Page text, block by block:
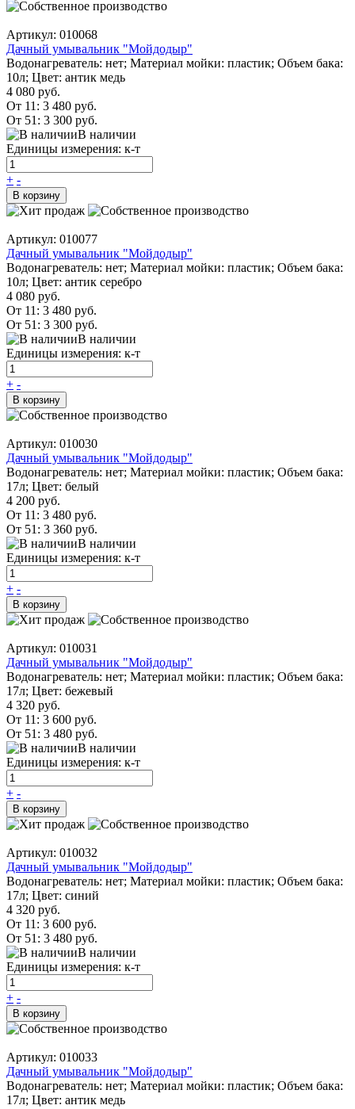
Артикул: 010068
Дачный умывальник "Мойдодыр"
Водонагреватель: нет; Материал мойки: пластик; Объем бака:
10л; Цвет: антик медь
4 080 руб.
От 11: 3 480 руб.
От 51: 3 300 руб.
В наличии
Единицы измерения: к-т
+ -
В корзину
Артикул: 010077
Дачный умывальник "Мойдодыр"
Водонагреватель: нет; Материал мойки: пластик; Объем бака:
10л; Цвет: антик серебро
4 080 руб.
От 11: 3 480 руб.
От 51: 3 300 руб.
В наличии
Единицы измерения: к-т
+ -
В корзину
Артикул: 010030
Дачный умывальник "Мойдодыр"
Водонагреватель: нет; Материал мойки: пластик; Объем бака:
17л; Цвет: белый
4 200 руб.
От 11: 3 480 руб.
От 51: 3 360 руб.
В наличии
Единицы измерения: к-т
+ -
В корзину
Артикул: 010031
Дачный умывальник "Мойдодыр"
Водонагреватель: нет; Материал мойки: пластик; Объем бака:
17л; Цвет: бежевый
4 320 руб.
От 11: 3 600 руб.
От 51: 3 480 руб.
В наличии
Единицы измерения: к-т
+ -
В корзину
Артикул: 010032
Дачный умывальник "Мойдодыр"
Водонагреватель: нет; Материал мойки: пластик; Объем бака:
17л; Цвет: синий
4 320 руб.
От 11: 3 600 руб.
От 51: 3 480 руб.
В наличии
Единицы измерения: к-т
+ -
В корзину
Артикул: 010033
Дачный умывальник "Мойдодыр"
Водонагреватель: нет; Материал мойки: пластик; Объем бака:
17л; Цвет: антик медь